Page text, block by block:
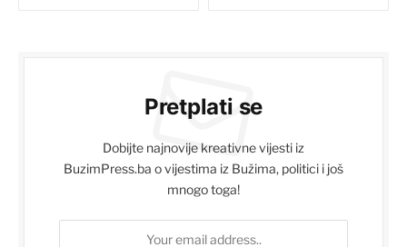
Pretplati se
Dobijte najnovije kreativne vijesti iz
BuzimPress.ba o vijestima iz Bužima, politici i još
mnogo toga!